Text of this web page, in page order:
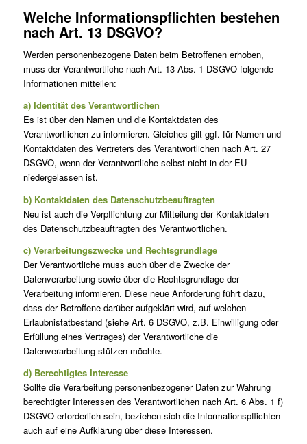
Welche Informationspflichten bestehen
nach Art. 13 DSGVO?
Werden personenbezogene Daten beim Betroffenen erhoben,
muss der Verantwortliche nach Art. 13 Abs. 1 DSGVO folgende
Informationen mitteilen:
a) Identität des Verantwortlichen
Es ist über den Namen und die Kontaktdaten des
Verantwortlichen zu informieren. Gleiches gilt ggf. für Namen und
Kontaktdaten des Vertreters des Verantwortlichen nach Art. 27
DSGVO, wenn der Verantwortliche selbst nicht in der EU
niedergelassen ist.
b) Kontaktdaten des Datenschutzbeauftragten
Neu ist auch die Verpflichtung zur Mitteilung der Kontaktdaten
des Datenschutzbeauftragten des Verantwortlichen.
c) Verarbeitungszwecke und Rechtsgrundlage
Der Verantwortliche muss auch über die Zwecke der
Datenverarbeitung sowie über die Rechtsgrundlage der
Verarbeitung informieren. Diese neue Anforderung führt dazu,
dass der Betroffene darüber aufgeklärt wird, auf welchen
Erlaubnistatbestand (siehe Art. 6 DSGVO, z.B. Einwilligung oder
Erfüllung eines Vertrages) der Verantwortliche die
Datenverarbeitung stützen möchte.
d) Berechtigtes Interesse
Sollte die Verarbeitung personenbezogener Daten zur Wahrung
berechtigter Interessen des Verantwortlichen nach Art. 6 Abs. 1 f)
DSGVO erforderlich sein, beziehen sich die Informationspflichten
auch auf eine Aufklärung über diese Interessen.